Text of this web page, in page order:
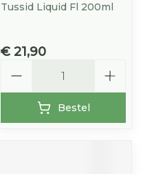
Tussid Liquid Fl 200ml
€ 21,90
Bestel